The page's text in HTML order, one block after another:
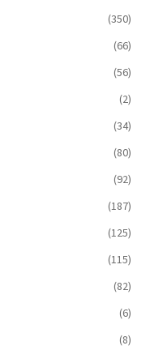
(350)
(66)
(56)
(2)
(34)
(80)
(92)
(187)
(125)
(115)
(82)
(6)
(8)